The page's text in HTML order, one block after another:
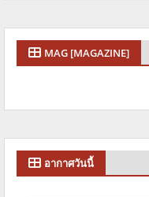
MAG [MAGAZINE]
อากาศวันนี้